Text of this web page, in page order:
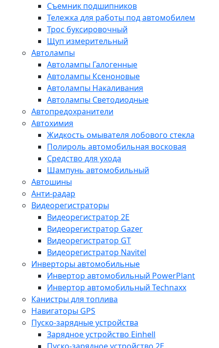
Съемник подшипников
Тележка для работы под автомобилем
Трос буксировочный
Щуп измерительный
Автолампы
Автолампы Галогенные
Автолампы Ксеноновые
Автолампы Накаливания
Автолампы Светодиодные
Автопредохранители
Автохимия
Жидкость омывателя лобового стекла
Полироль автомобильная восковая
Средство для ухода
Шампунь автомобильный
Автошины
Анти-радар
Видеорегистраторы
Видеорегистратор 2E
Видеорегистратор Gazer
Видеорегистратор GT
Видеорегистратор Navitel
Инверторы автомобильные
Инвертор автомобильный PowerPlant
Инвертор автомобильный Technaxx
Канистры для топлива
Навигаторы GPS
Пуско-зарядные устройства
Зарядное устройство Einhell